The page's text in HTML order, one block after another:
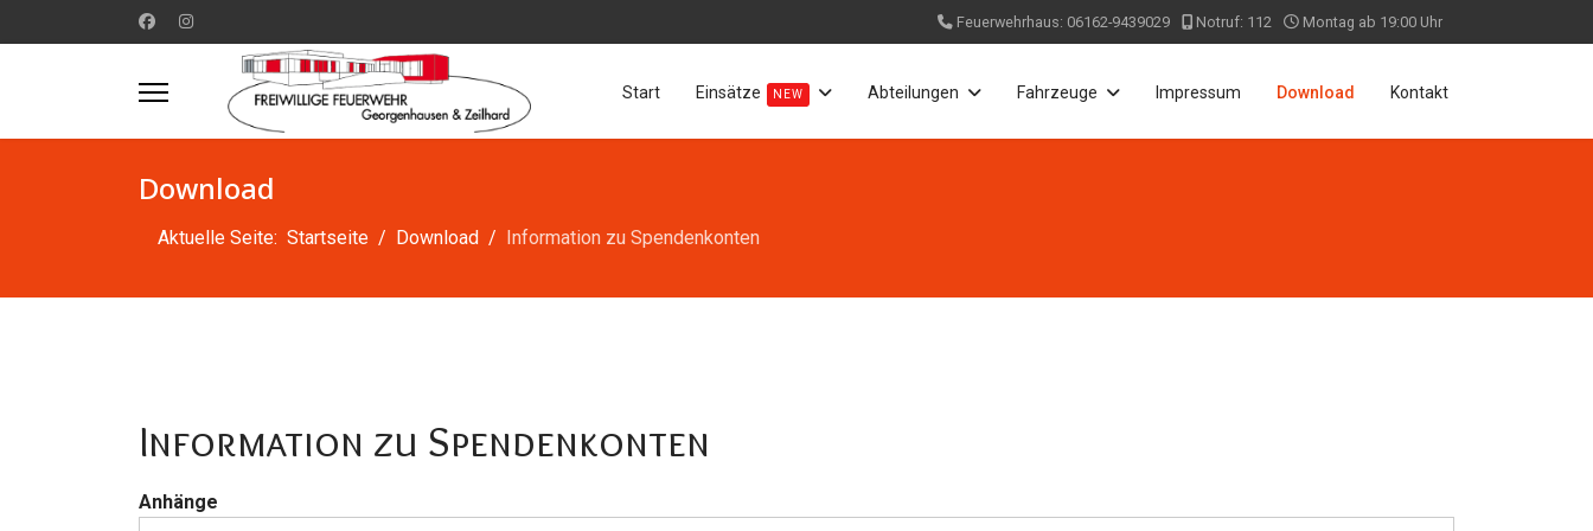
Feuerwehrhaus: 06162-9439029 Notruf: 112 Montag ab 19:00 Uhr
Start Einsätze NEW Abteilungen Fahrzeuge Impressum Download Kontakt
Download
Aktuelle Seite: Startseite Download Information zu Spendenkonten
Information zu Spendenkonten
Anhänge